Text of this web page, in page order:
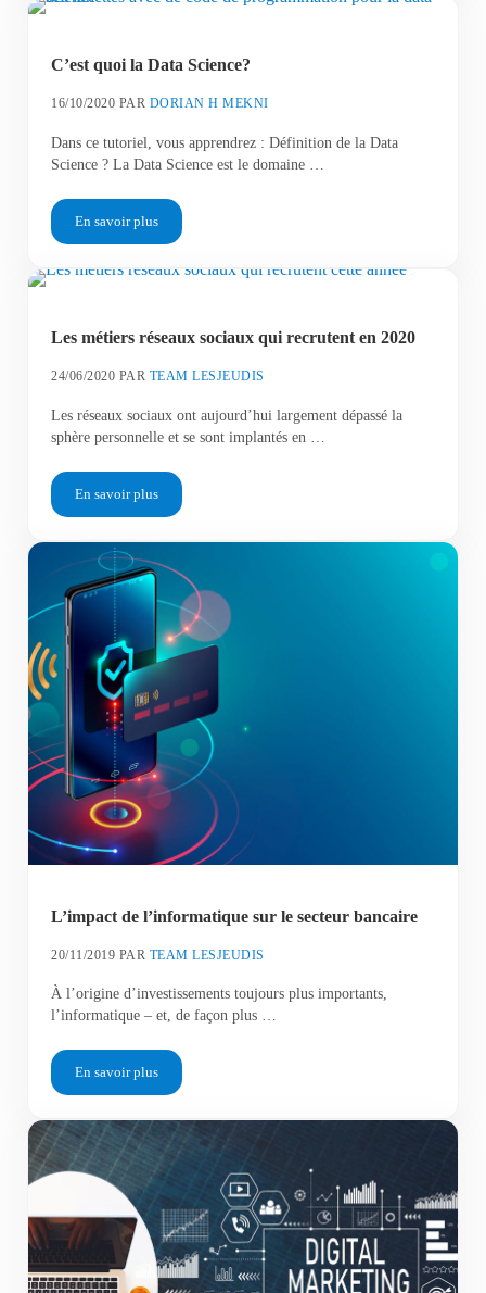
C’est quoi la Data Science?
16/10/2020 PAR DORIAN H MEKNI
Dans ce tutoriel, vous apprendrez : Définition de la Data
Science ? La Data Science est le domaine …
En savoir plusC’est quoi la Data Science?
Les métiers réseaux sociaux qui recrutent en 2020
24/06/2020 PAR TEAM LESJEUDIS
Les réseaux sociaux ont aujourd’hui largement dépassé la
sphère personnelle et se sont implantés en …
En savoir plusLes métiers réseaux sociaux qui recrutent en 2020
L’impact de l’informatique sur le secteur bancaire
20/11/2019 PAR TEAM LESJEUDIS
À l’origine d’investissements toujours plus importants,
l’informatique – et, de façon plus …
En savoir plusL’impact de l’informatique sur le secteur bancaire